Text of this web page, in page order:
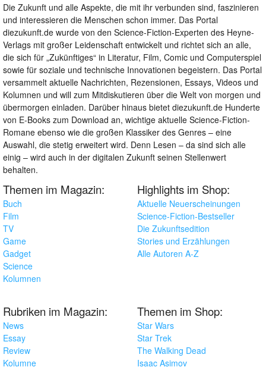
Die Zukunft und alle Aspekte, die mit ihr verbunden sind, faszinieren
und interessieren die Menschen schon immer. Das Portal
diezukunft.de wurde von den Science-Fiction-Experten des Heyne-
Verlags mit großer Leidenschaft entwickelt und richtet sich an alle,
die sich für „Zukünftiges“ in Literatur, Film, Comic und Computerspiel
sowie für soziale und technische Innovationen begeistern. Das Portal
versammelt aktuelle Nachrichten, Rezensionen, Essays, Videos und
Kolumnen und will zum Mitdiskutieren über die Welt von morgen und
übermorgen einladen. Darüber hinaus bietet diezukunft.de Hunderte
von E-Books zum Download an, wichtige aktuelle Science-Fiction-
Romane ebenso wie die großen Klassiker des Genres – eine
Auswahl, die stetig erweitert wird. Denn Lesen – da sind sich alle
einig – wird auch in der digitalen Zukunft seinen Stellenwert
behalten.
Themen im Magazin:
Buch
Film
TV
Game
Gadget
Science
Kolumnen
Highlights im Shop:
Aktuelle Neuerscheinungen
Science-Fiction-Bestseller
Die Zukunftsedition
Stories und Erzählungen
Alle Autoren A-Z
Rubriken im Magazin:
News
Essay
Review
Kolumne
Themen im Shop:
Star Wars
Star Trek
The Walking Dead
Isaac Asimov